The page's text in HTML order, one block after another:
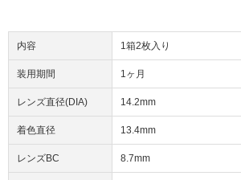
内容 1箱2枚入り
装用期間 1ヶ月
レンズ直径(DIA) 14.2mm
着色直径 13.4mm
レンズBC 8.7mm